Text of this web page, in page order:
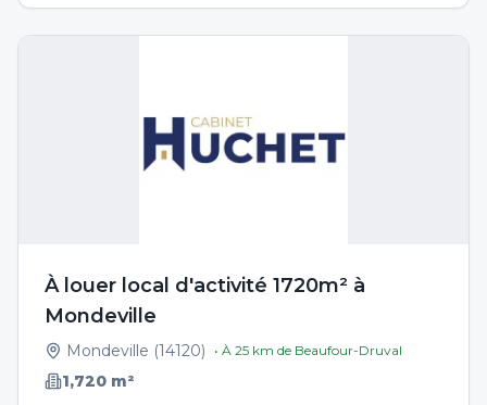
À louer local d'activité 1720m² à
Mondeville
Mondeville (14120) • À 25 km de Beaufour-Druval
1,720 m²